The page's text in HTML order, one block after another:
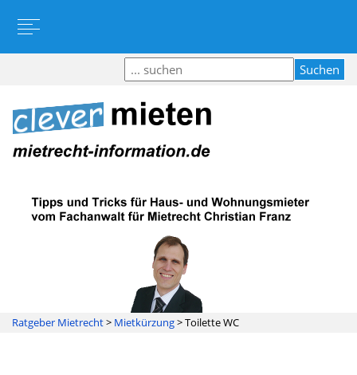
Ratgeber Mietrecht> Mietkürzung>Toilette WC